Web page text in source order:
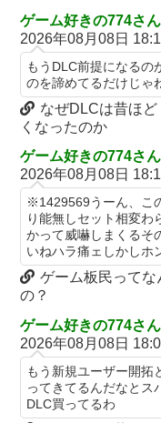
海外「日本なんて行く
ディズニー信者、帰国後
キャデラックF1、致命
解決には至っておらずめ
アリスソフト「ランス
は今回も美しい…。前作
【悲報】 ちいかわのモ
【朗報】「あの椅子カ
をパチンコ屋にしちゃ
【米国株】ワイの
スロッターさん「とあ
識して作ってるだけあ
い」
元NBAプレーヤー、エ
WNBAドラフトの適性
の声明を受け
【話題】不倫したらダ
理由がコチラ・・・・
【画像】日本ってなんで
休日に甥っ子をアポな
も見せといてw」と言う
果……甥っ子が重度の中
佐藤二朗、妻とのハグ
僕のノロケ砲をお見舞い
【悲報】 おわり。
【朗報】 ファイアーエ
ム内で見れるようになる
元NBAプレーヤー、エ
WNBAドラフトの適性
の声明を受け
職場の人妻と不倫をして
ドイツ空港のウクライ
港職員が蹴り落とす…高
島田珠代姉さんが好きな
【朗報】「あの椅子カ
ゲーム好きの774さ
2026年08月08日
もうDLC前提になるの
のを諦めてるだけじゃ
なぜDLCは昔ほ
くなったのか
ゲーム好きの774さ
2026年08月08日
※1429569うーん、こ
り能無しセット相変わ
かって威嚇しまくるそ
いねハラ痛ェしかしホ
ゲーム板民って
の？
ゲーム好きの774さ
2026年08月08日
もう新規ユーザー開拓
ってきてるんだなとス
DLC買ってるわ